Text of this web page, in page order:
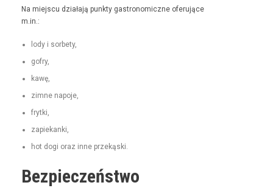
Na miejs­cu dzi­ała­ją punk­ty gas­tro­nom­iczne ofer­u­jące
m.in.:
lody i sorbety,
gofry,
kawę,
zimne napo­je,
fry­t­ki,
zapiekan­ki,
hot dogi oraz inne przekąski.
Bezpieczeństwo